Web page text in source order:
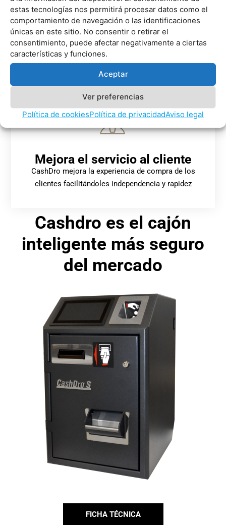
estas tecnologías nos permitirá procesar datos como el
comportamiento de navegación o las identificaciones
únicas en este sitio. No consentir o retirar el
consentimiento, puede afectar negativamente a ciertas
características y funciones.
Aceptar
Ver preferencias
Política de cookiesPolítica de privacidadAviso legal
Higiene alimentaria
CashDro garantiza la higiene alimentaria y
protege a tus empleados, ya que ellos no tocan el
dinero
Mejora el servicio al cliente
CashDro mejora la experiencia de compra de los
clientes facilitándoles independencia y rapidez
Cashdro es el cajón
inteligente más seguro
del mercado
FICHA TÉCNICA